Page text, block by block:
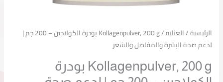
الرئيسية/العناية
/ Kollagenpulver, 200 g بودرة الكولاجين – 200 جم |
لدعم صحة البشرة والمفاصل والشعر
Kollagenpulver, 200 g بودرة